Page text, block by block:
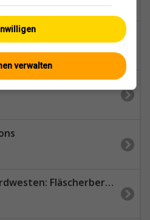
Lärchwald - Rein Anteriur
Fläscherberg - Sargans - Gonzen
verwalten